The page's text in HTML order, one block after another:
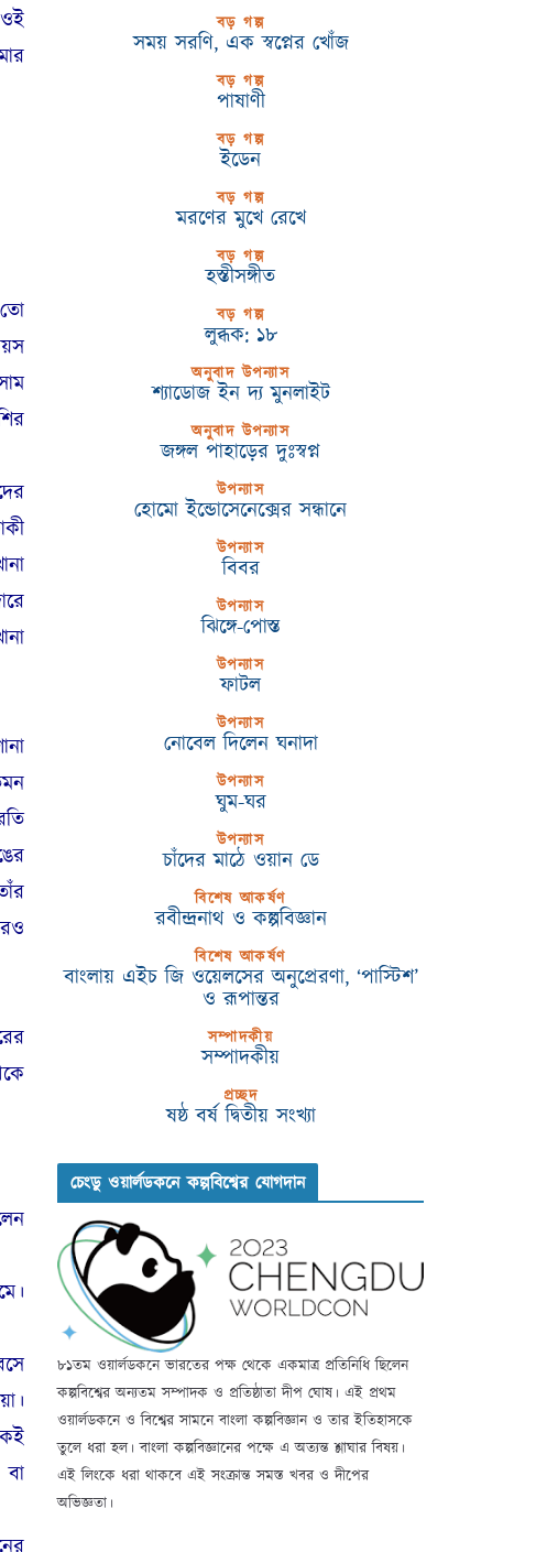
বড় গল্প
সময় সরণি, এক স্বপ্নের খোঁজ
বড় গল্প
পাষাণী
বড় গল্প
ইডেন
বড় গল্প
মরণের মুখে রেখে
বড় গল্প
হস্তীসঙ্গীত
বড় গল্প
লুব্ধক: ১৮
অনুবাদ উপন্যাস
শ্যাডোজ ইন দ্য মুনলাইট
অনুবাদ উপন্যাস
জঙ্গল পাহাড়ের দুঃস্বপ্ন
উপন্যাস
হোমো ইন্ডোসেনেক্সের সন্ধানে
উপন্যাস
বিবর
উপন্যাস
ঝিঙ্গে-পোস্ত
উপন্যাস
ফাটল
উপন্যাস
নোবেল দিলেন ঘনাদা
উপন্যাস
ঘুম-ঘর
উপন্যাস
চাঁদের মাঠে ওয়ান ডে
বিশেষ আকর্ষণ
রবীন্দ্রনাথ ও কল্পবিজ্ঞান
বিশেষ আকর্ষণ
বাংলায় এইচ জি ওয়েলসের অনুপ্রেরণা, ‘পাস্টিশ’
ও রূপান্তর
সম্পাদকীয়
সম্পাদকীয়
প্রচ্ছদ
ষষ্ঠ বর্ষ দ্বিতীয় সংখ্যা
চেংডু ওয়ার্লডকনে কল্পবিশ্বের যোগদান
৮১তম ওয়ার্লডকনে ভারতের পক্ষ থেকে একমাত্র প্রতিনিধি ছিলেন
কল্পবিশ্বের অন্যতম সম্পাদক ও প্রতিষ্ঠাতা দীপ ঘোষ। এই প্রথম
ওয়ার্লডকনে ও বিশ্বের সামনে বাংলা কল্পবিজ্ঞান ও তার ইতিহাসকে
তুলে ধরা হল। বাংলা কল্পবিজ্ঞানের পক্ষে এ অত্যন্ত শ্লাঘার বিষয়।
এই লিংকে ধরা থাকবে এই সংক্রান্ত সমস্ত খবর ও দীপের
অভিজ্ঞতা।